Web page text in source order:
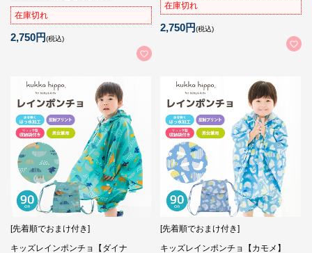
在庫切れ
2,750円(税込)
在庫切れ
2,750円(税込)
[先着順でおまけ付き]
キッズレインポンチョ【ダイナ
[先着順でおまけ付き]
キッズレインポンチョ【カモメ】